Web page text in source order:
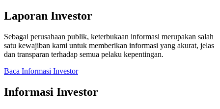
Laporan Investor
Sebagai perusahaan publik, keterbukaan informasi merupakan salah
satu kewajiban kami untuk memberikan informasi yang akurat, jelas
dan transparan terhadap semua pelaku kepentingan.
Baca Informasi Investor
Informasi Investor